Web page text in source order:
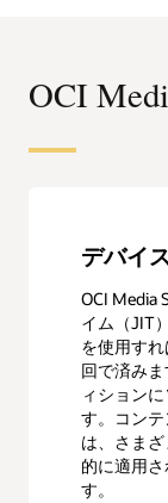
OCI
デバイ
OCI Media
イム（JIT
を使用す
回で済み
ィション
す。コン
は、さま
的に適用
す。